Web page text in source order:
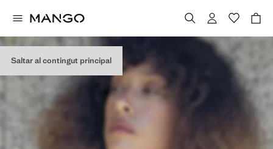
Saltar al contingut principal